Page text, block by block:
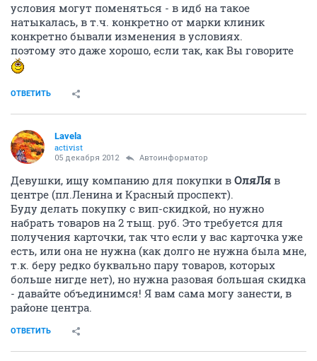
условия могут поменяться - в идб на такое
натыкалась, в т.ч. конкретно от марки клиник
конкретно бывали изменения в условиях.
поэтому это даже хорошо, если так, как Вы говорите
ОТВЕТИТЬ
Lavela
activist
05 декабря 2012 Автоинформатор
Девушки, ищу компанию для покупки в ОляЛя в
центре (пл.Ленина и Красный проспект).
Буду делать покупку с вип-скидкой, но нужно
набрать товаров на 2 тыщ. руб. Это требуется для
получения карточки, так что если у вас карточка уже
есть, или она не нужна (как долго не нужна была мне,
т.к. беру редко буквально пару товаров, которых
больше нигде нет), но нужна разовая большая скидка
- давайте объединимся! Я вам сама могу занести, в
районе центра.
ОТВЕТИТЬ